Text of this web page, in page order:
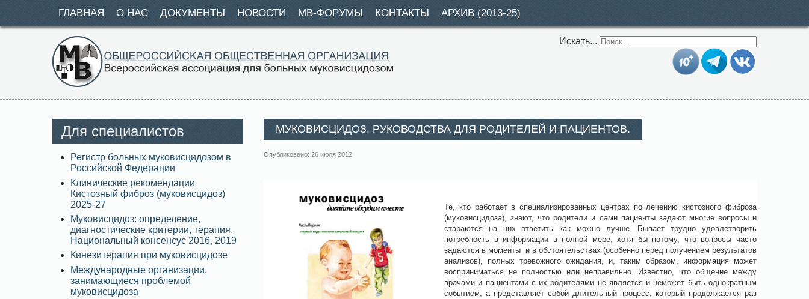
ГЛАВНАЯ О НАС ДОКУМЕНТЫ НОВОСТИ МВ-ФОРУМЫ КОНТАКТЫ АРХИВ (2013-25)
Искать...
МУКОВИСЦИДОЗ. РУКОВОДСТВА ДЛЯ РОДИТЕЛЕЙ И ПАЦИЕНТОВ.
Опубликовано: 26 июля 2012
Те, кто работает в специализированных центрах по лечению кистозного фиброза
(муковисцидоза), знают, что родители и сами пациенты задают многие вопросы и
стараются на них ответить как можно лучше. Бывает трудно удовлетворить
потребность в информации в полной мере, хотя бы потому, что вопросы часто
задаются в моменты и в обстоятельствах (особенно перед получением результатов
анализов), полных тревожного ожидания, и, таким образом, информация может
восприниматься не полностью или неправильно. Известно, что общение между
врачами и пациентами с их родителями не является и неможет быть однократным
событием, а представляет собой длительный процесс, который продолжается раз
Для специалистов
Регистр больных муковисцидозом в
Российской Федерации
Клинические рекомендации
Кистозный фиброз (муковисцидоз)
2025-27
Муковисцидоз: определение,
диагностические критерии, терапия.
Национальный консенсус 2016, 2019
Кинезитерапия при муковисцидозе
Международные организации,
занимающиеся проблемой
муковисцидоза